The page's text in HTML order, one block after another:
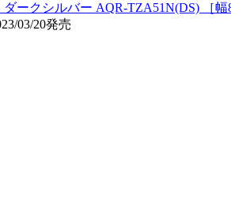
ークシルバー AQR-TZA51N(DS) ［幅
03/20発売